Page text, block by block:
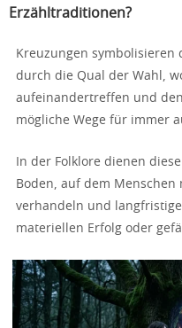
Erzähltraditionen?
Kreuzungen symbolisieren
durch die Qual der Wahl,
aufeinandertreffen und
mögliche Wege für immer
In der Folklore dienen
Boden, auf dem
verhandeln und
materiellen Erfolg oder